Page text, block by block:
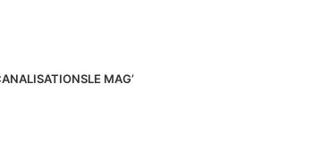
LE MAG’